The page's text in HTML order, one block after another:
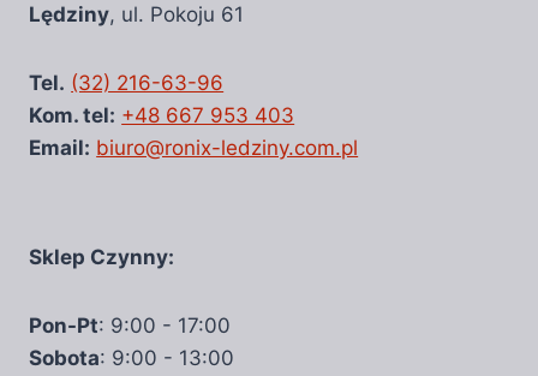
Lędziny, ul. Pokoju 61
Tel. (32) 216-63-96
Kom. tel: +48 667 953 403
Email: biuro@ronix-ledziny.com.pl
Sklep Czynny:
Pon-Pt: 9:00 - 17:00
Sobota: 9:00 - 13:00